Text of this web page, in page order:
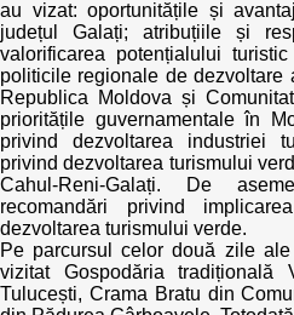
au vizat: oportunitățile și
județul Galați; atribuțiile și
valorificarea potențialului
politicile regionale de dezvoltare
Republica Moldova și
prioritățile guvernamentale în
privind dezvoltarea industriei
privind dezvoltarea turismului
Cahul-Reni-Galați. De
recomandări privind
dezvoltarea turismului verde.
Pe parcursul celor două zile
vizitat Gospodăria
Tulucești, Crama Bratu din